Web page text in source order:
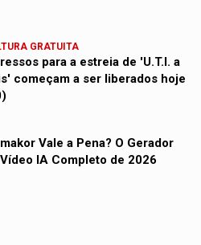
GRATUITA
para a estreia de 'U.T.I. a
começam a ser liberados hoje
Vale a Pena? O Gerador
IA Completo de 2026